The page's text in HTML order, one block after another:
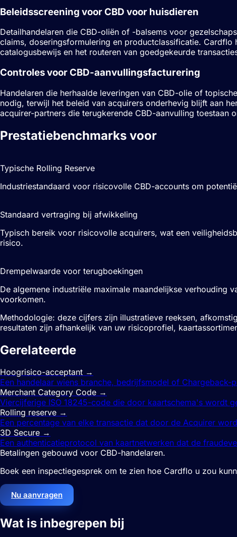
Beleidsscreening voor CBD voor huisdieren
Detailhandelaren die CBD-oliën of -balsems voor
claims, doseringsformulering en productclassificatie.
catalogusbewijs en het routeren van goedgekeurde
Controles voor CBD-aanvullingsfacturering
Handelaren die herhaalde leveringen van CBD-olie of
nodig, terwijl het beleid van acquirers onderhevig blijft aan
acquirer-partners die terugkerende CBD-aanvulling toestaan
Prestatiebenchmarks voor
Typische Rolling Reserve
Industriestandaard voor risicovolle CBD-accounts om
Standaard vertraging bij afwikkeling
Typisch bereik voor risicovolle acquirers, wat een
risico.
Drempelwaarde voor terugboekingen
De algemene industriële maximale maandelijkse
voorkomen.
Methodologie: deze cijfers zijn illustratieve reeksen,
resultaten zijn afhankelijk van uw risicoprofiel,
Gerelateerde
Hoogrisico-acceptant →
Een handelaar wiens branche, bedrijfsmodel of
Merchant Category Code →
Viercijferige ISO 18245-code die door kaartschema's wordt
Rolling reserve →
Een percentage van elke transactie dat door de Acquirer
3D Secure →
Een authenticatieprotocol van kaartnetwerken dat de
Betalingen gebouwd voor CBD-handelaren.
Boek een inspectiegesprek om te zien hoe Cardflo u zou
Nu aanvragen
Wat is inbegrepen bij